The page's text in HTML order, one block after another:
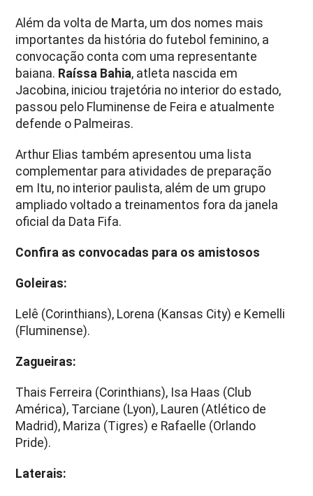
Além da volta de Marta, um dos nomes mais
importantes da história do futebol feminino, a
convocação conta com uma representante
baiana. Raíssa Bahia, atleta nascida em
Jacobina, iniciou trajetória no interior do estado,
passou pelo Fluminense de Feira e atualmente
defende o Palmeiras.
Arthur Elias também apresentou uma lista
complementar para atividades de preparação
em Itu, no interior paulista, além de um grupo
ampliado voltado a treinamentos fora da janela
oficial da Data Fifa.
Confira as convocadas para os amistosos
Goleiras:
Lelê (Corinthians), Lorena (Kansas City) e Kemelli
(Fluminense).
Zagueiras:
Thais Ferreira (Corinthians), Isa Haas (Club
América), Tarciane (Lyon), Lauren (Atlético de
Madrid), Mariza (Tigres) e Rafaelle (Orlando
Pride).
Laterais: